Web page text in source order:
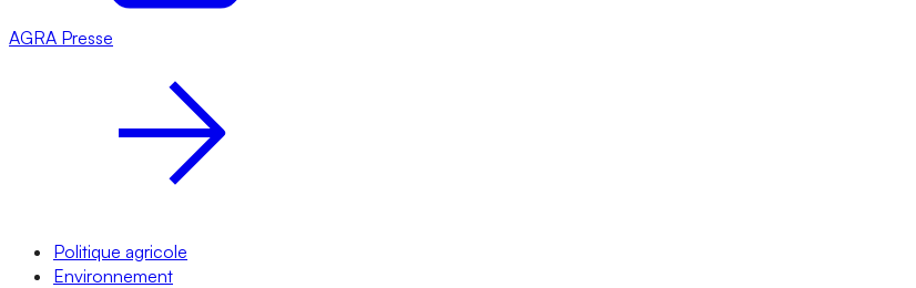
AGRA Presse
Politique agricole
Environnement